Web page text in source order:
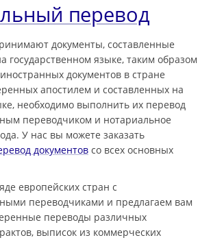
перевод
документы, составленные
государственном языке, таким образом
документов в стране
апостилем и составленных на
необходимо выполнить их перевод
переводчиком и нотариальное
У нас вы можете заказать
документов со всех основных
европейских стран с
переводчиками и предлагаем вам
переводы различных
выписок из коммерческих